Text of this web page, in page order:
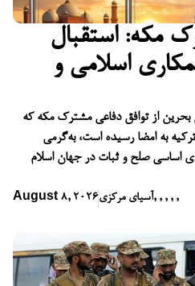
مکه: استقبال
اسلامی و
از توافق دفاعی مشترک مکه که
به امضا رسیده است، به‌گرمی
اساسی صلح و ثبات در جهان اسلام
August 8, 2026آسیای مرکزی, , , , ,